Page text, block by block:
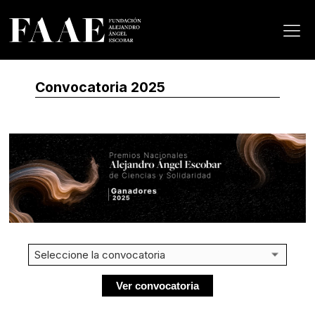
Convocatoria 2025